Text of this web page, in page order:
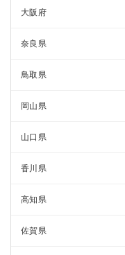
大阪府
奈良県
鳥取県
岡山県
山口県
香川県
高知県
佐賀県